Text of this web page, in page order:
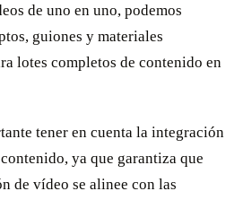
de uno en uno, podemos
guiones y materiales
lotes completos de contenido en
tener en cuenta la integración
ya que garantiza que
de vídeo se alinee con las